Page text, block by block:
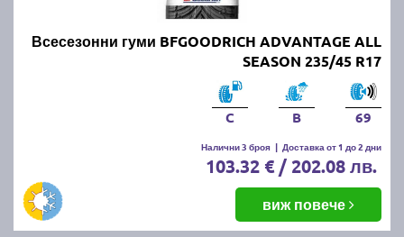
Всесезонни гуми BFGOODRICH ADVANTAGE ALL
SEASON 235/45 R17
C B 69
Налични 3 броя | Доставка от 1 до 2 дни
103.32 € / 202.08 лв.
виж повече